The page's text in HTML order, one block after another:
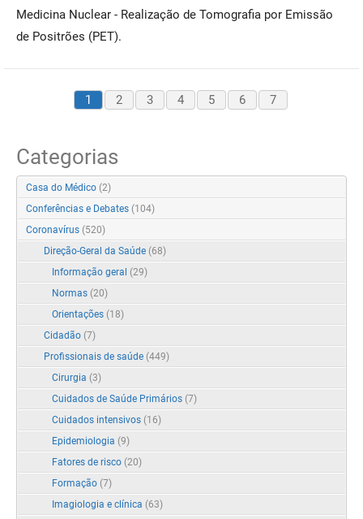
Medicina Nuclear - Realização de Tomografia por Emissão
de Positrões (PET).
1 2 3 4 5 6 7
Categorias
Casa do Médico (2)
Conferências e Debates (104)
Coronavírus (520)
Direção-Geral da Saúde (68)
Informação geral (29)
Normas (20)
Orientações (18)
Cidadão (7)
Profissionais de saúde (449)
Cirurgia (3)
Cuidados de Saúde Primários (7)
Cuidados intensivos (16)
Epidemiologia (9)
Fatores de risco (20)
Formação (7)
Imagiologia e clínica (63)